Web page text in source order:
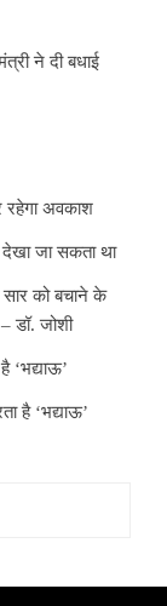
ने दी बधाई
रहेगा अवकाश
देखा जा सकता था
को बचाने के
डॉ. जोशी
‘भद्याऊ’
है ‘भद्याऊ’